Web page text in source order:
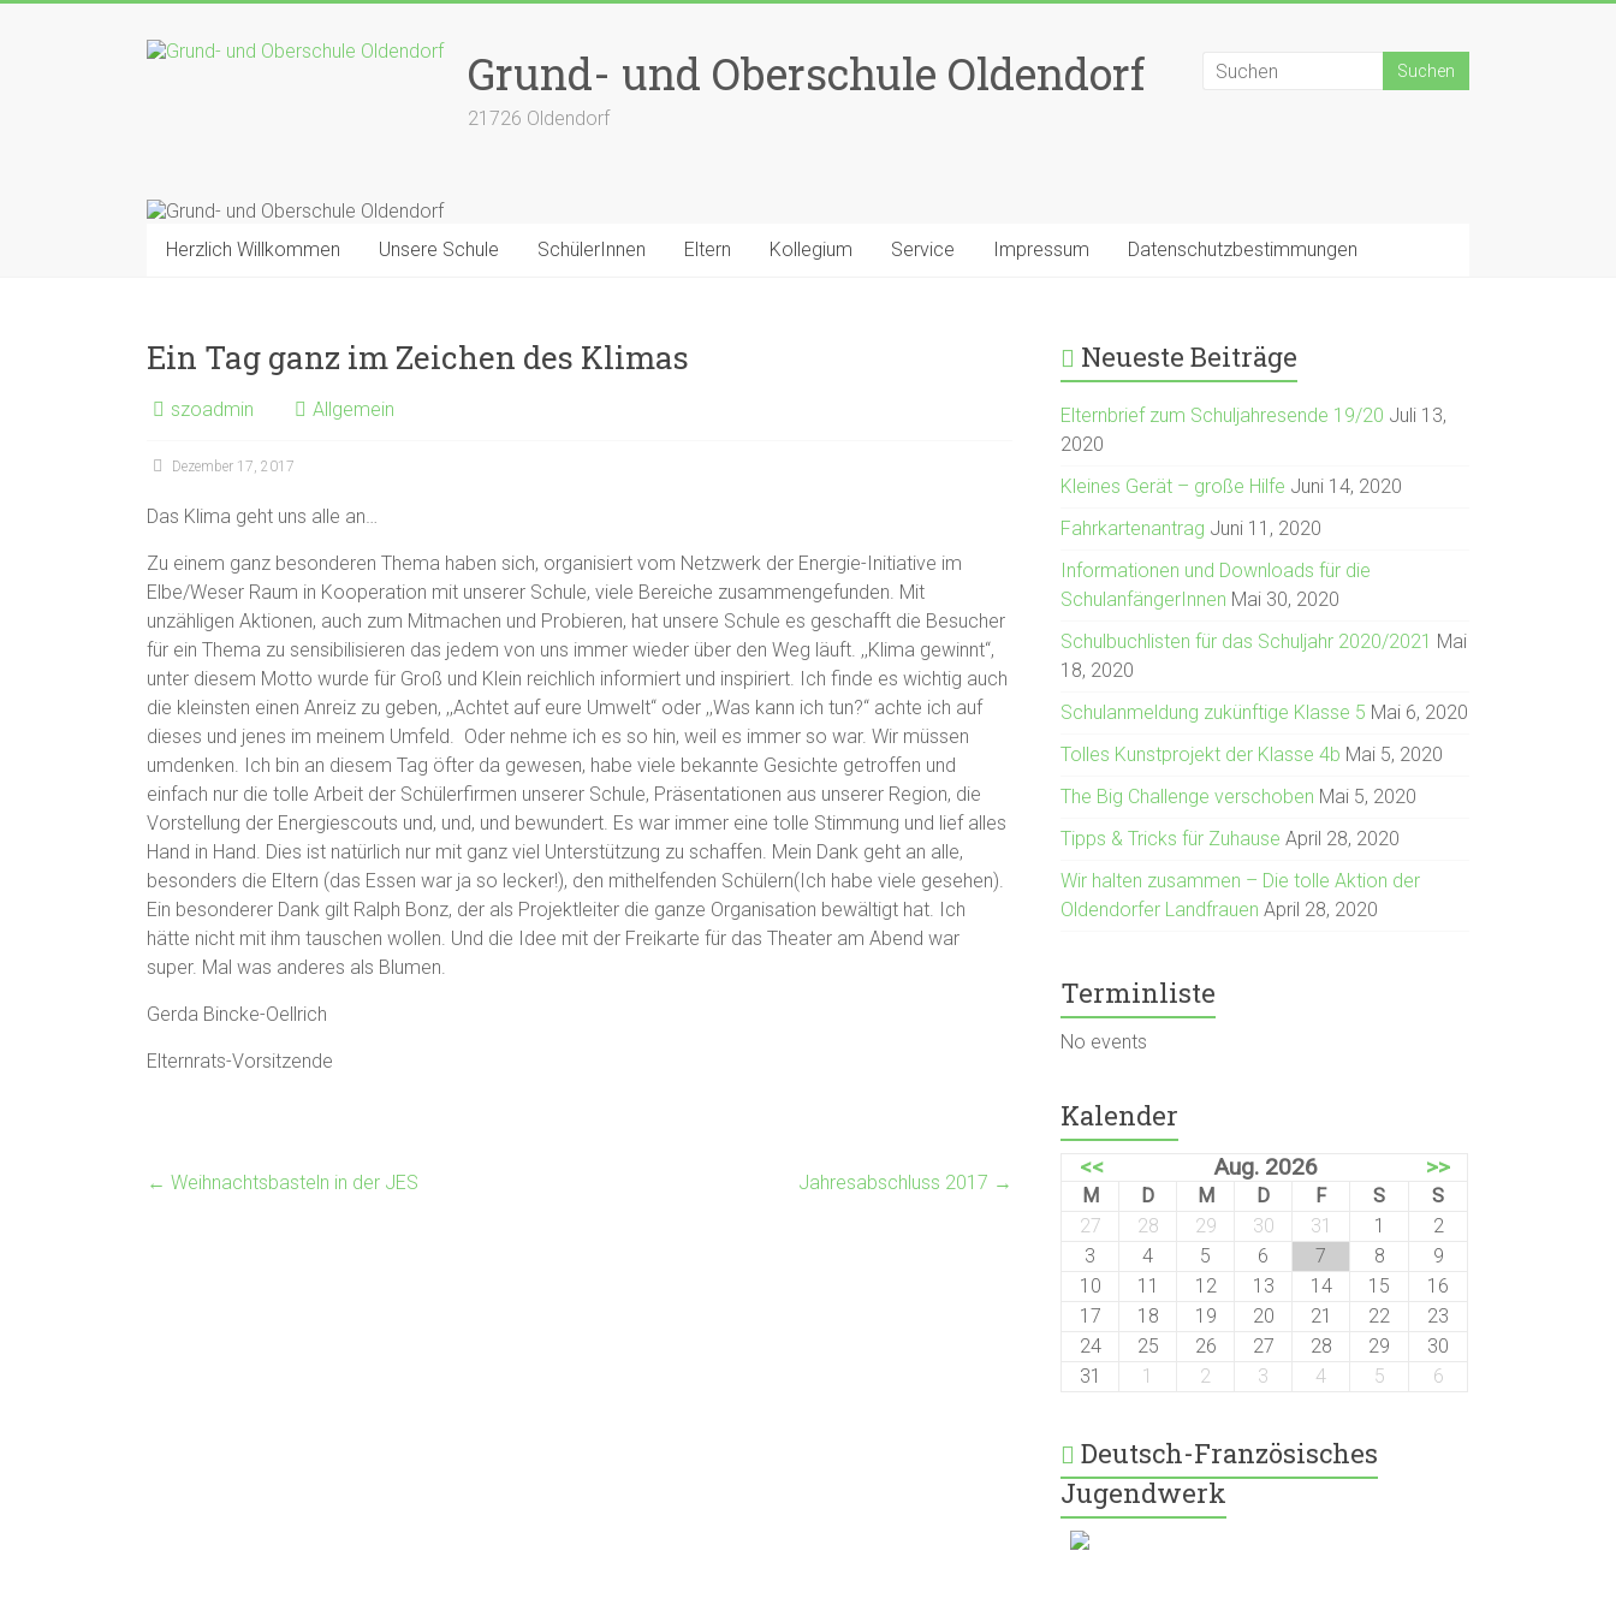
Grund- und Oberschule Oldendorf
21726 Oldendorf
Herzlich Willkommen Unsere Schule SchülerInnen Eltern Kollegium Service Impressum Datenschutzbestimmungen
Ein Tag ganz im Zeichen des Klimas
szoadmin Allgemein
Dezember 17, 2017
Das Klima geht uns alle an…
Zu einem ganz besonderen Thema haben sich, organisiert vom Netzwerk der Energie-Initiative im
Elbe/Weser Raum in Kooperation mit unserer Schule, viele Bereiche zusammengefunden. Mit
unzähligen Aktionen, auch zum Mitmachen und Probieren, hat unsere Schule es geschafft die Besucher
für ein Thema zu sensibilisieren das jedem von uns immer wieder über den Weg läuft. ,,Klima gewinnt‘‘,
unter diesem Motto wurde für Groß und Klein reichlich informiert und inspiriert. Ich finde es wichtig auch
die kleinsten einen Anreiz zu geben, ,,Achtet auf eure Umwelt‘‘ oder ,,Was kann ich tun?‘‘ achte ich auf
dieses und jenes im meinem Umfeld. Oder nehme ich es so hin, weil es immer so war. Wir müssen
umdenken. Ich bin an diesem Tag öfter da gewesen, habe viele bekannte Gesichte getroffen und
einfach nur die tolle Arbeit der Schülerfirmen unserer Schule, Präsentationen aus unserer Region, die
Vorstellung der Energiescouts und, und, und bewundert. Es war immer eine tolle Stimmung und lief alles
Hand in Hand. Dies ist natürlich nur mit ganz viel Unterstützung zu schaffen. Mein Dank geht an alle,
besonders die Eltern (das Essen war ja so lecker!), den mithelfenden Schülern(Ich habe viele gesehen).
Ein besonderer Dank gilt Ralph Bonz, der als Projektleiter die ganze Organisation bewältigt hat. Ich
hätte nicht mit ihm tauschen wollen. Und die Idee mit der Freikarte für das Theater am Abend war
super. Mal was anderes als Blumen.
Gerda Bincke-Oellrich
Elternrats-Vorsitzende
← Weihnachtsbasteln in der JES Jahresabschluss 2017 →
Neueste Beiträge
Elternbrief zum Schuljahresende 19/20 Juli 13,
2020
Kleines Gerät – große Hilfe Juni 14, 2020
Fahrkartenantrag Juni 11, 2020
Informationen und Downloads für die
SchulanfängerInnen Mai 30, 2020
Schulbuchlisten für das Schuljahr 2020/2021 Mai
18, 2020
Schulanmeldung zukünftige Klasse 5 Mai 6, 2020
Tolles Kunstprojekt der Klasse 4b Mai 5, 2020
The Big Challenge verschoben Mai 5, 2020
Tipps & Tricks für Zuhause April 28, 2020
Wir halten zusammen – Die tolle Aktion der
Oldendorfer Landfrauen April 28, 2020
Terminliste
No events
Kalender
<< Aug. 2026 >>
M D M D F S
S
27
28 29 30 31 1
2
3
4 5 6 7 8
9
10
11 12 13 14 15
16
17
18 19 20 21 22
23
24
25 26 27 28 29
30
31
1 2 3 4 5 6
Deutsch-Französisches
Jugendwerk